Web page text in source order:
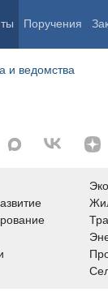
Поручения
и ведомства